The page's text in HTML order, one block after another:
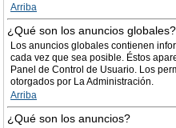
Arriba
¿Qué son los anuncios globales?
Los anuncios globales contienen
cada vez que sea posible. Éstos
Panel de Control de Usuario. Los
otorgados por La Administración.
Arriba
¿Qué son los anuncios?